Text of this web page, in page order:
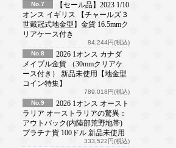
No.7
【セール品】2023 1/10
オンス イギリス 【チャールズ３
世戴冠式地金型】金貨 16.5mmク
リアケース付き
84,244円(税込)
No.8
2026 1オンス カナダ
メイプル金貨 （30mmクリアケ
ース付き） 新品未使用【地金型
コイン特集】
789,018円(税込)
No.9
2026 1オンス オースト
ラリア オーストラリアの驚異：
アウトバック(内陸部荒野地帯)
プラチナ貨 100ドル 新品未使用
333,522円(税込)